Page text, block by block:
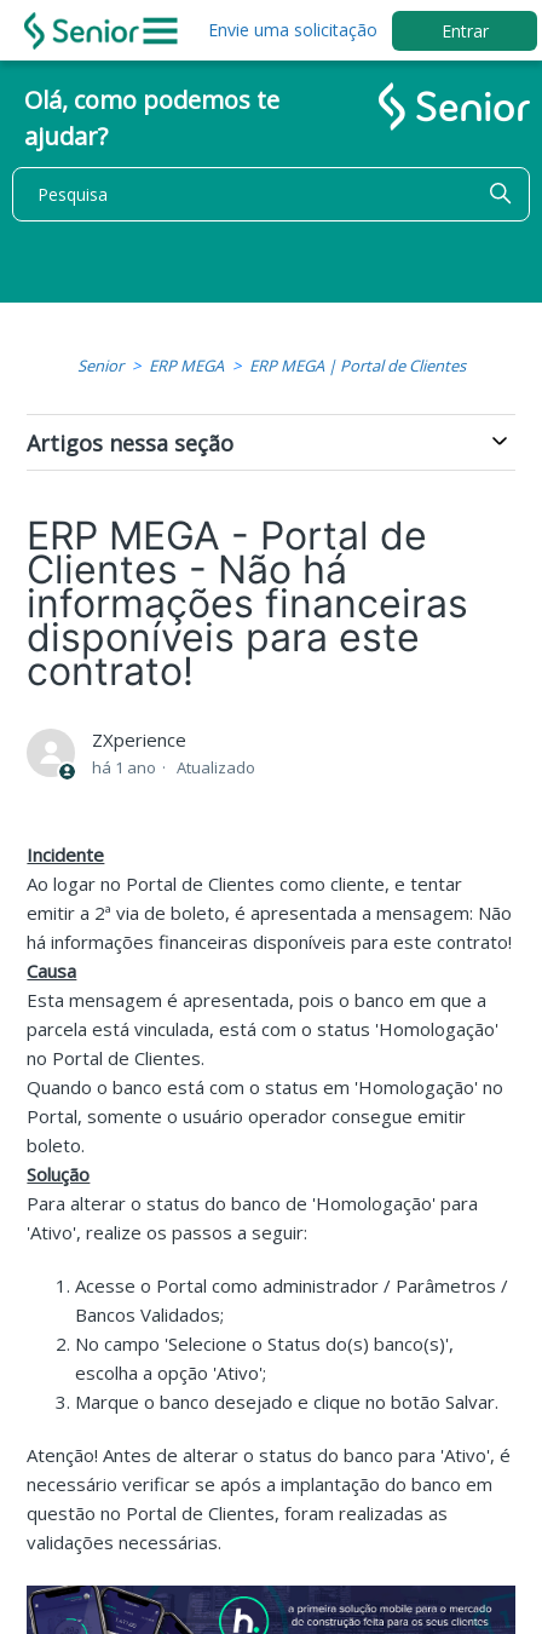
Envie uma solicitação Entrar
Olá, como podemos te
ajudar?
Senior ERP MEGA ERP MEGA | Portal de Clientes
Artigos nessa seção
ERP MEGA - Portal de
Clientes - Não há
informações financeiras
disponíveis para este
contrato!
ZXperience
há 1 ano Atualizado
Incidente
Ao logar no Portal de Clientes como cliente, e tentar
emitir a 2ª via de boleto, é apresentada a mensagem: Não
há informações financeiras disponíveis para este contrato!
Causa
Esta mensagem é apresentada, pois o banco em que a
parcela está vinculada, está com o status 'Homologação'
no Portal de Clientes.
Quando o banco está com o status em 'Homologação' no
Portal, somente o usuário operador consegue emitir
boleto.
Solução
Para alterar o status do banco de 'Homologação' para
'Ativo', realize os passos a seguir:
Acesse o Portal como administrador / Parâmetros /
Bancos Validados;
No campo 'Selecione o Status do(s) banco(s)',
escolha a opção 'Ativo';
Marque o banco desejado e clique no botão Salvar.
Atenção! Antes de alterar o status do banco para 'Ativo', é
necessário verificar se após a implantação do banco em
questão no Portal de Clientes, foram realizadas as
validações necessárias.